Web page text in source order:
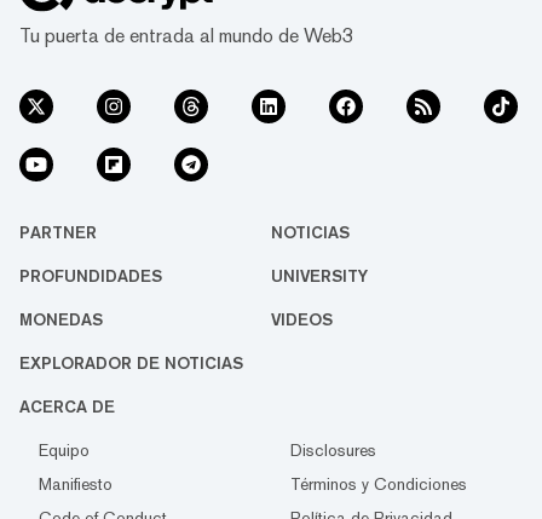
Tu puerta de entrada al mundo de Web3
PARTNER NOTICIAS
PROFUNDIDADES UNIVERSITY
MONEDAS VIDEOS
EXPLORADOR DE NOTICIAS
ACERCA DE
Equipo
Disclosures
Manifiesto
Términos y Condiciones